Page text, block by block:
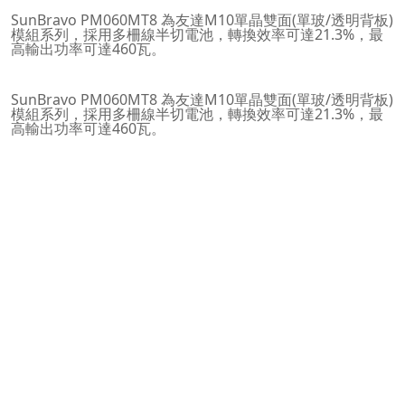
SunBravo PM060MT8 為友達M10單晶雙面(單玻/透明背板)
模組系列，採用多柵線半切電池，轉換效率可達21.3%，最
高輸出功率可達460瓦。
SunBravo PM060MT8 為友達M10單晶雙面(單玻/透明背板)
模組系列，採用多柵線半切電池，轉換效率可達21.3%，最
高輸出功率可達460瓦。